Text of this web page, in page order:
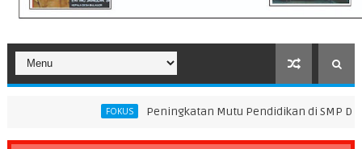
Peningkatan Mutu Pendidikan di SMP Darus Syifa